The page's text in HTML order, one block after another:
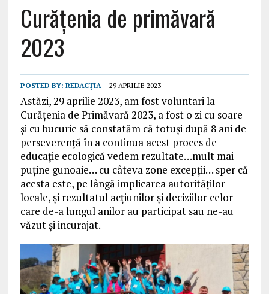
Curățenia de primăvară
2023
POSTED BY: REDACȚIA 29 APRILIE 2023
Astăzi, 29 aprilie 2023, am fost voluntari la
Curăţenia de Primăvară 2023, a fost o zi cu soare
și cu bucurie să constatăm că totuși după 8 ani de
perseverență în a continua acest proces de
educație ecologică vedem rezultate…mult mai
puține gunoaie… cu câteva zone excepții… sper că
acesta este, pe lângă implicarea autorităților
locale, și rezultatul acțiunilor și deciziilor celor
care de-a lungul anilor au participat sau ne-au
văzut și incurajat.